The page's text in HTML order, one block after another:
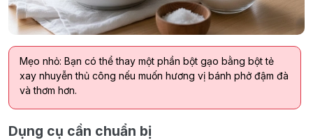
Mẹo nhỏ: Bạn có thể thay một phần bột gạo bằng bột tẻ
xay nhuyễn thủ công nếu muốn hương vị bánh phở đậm đà
và thơm hơn.
Dụng cụ cần chuẩn bị